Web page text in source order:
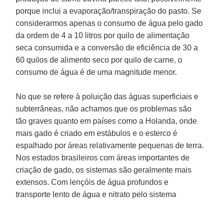
porque inclui a evaporação/transpiração do pasto. Se
considerarmos apenas o consumo de água pelo gado
da ordem de 4 a 10 litros por quilo de alimentação
seca consumida e a conversão de eficiência de 30 a
60 quilos de alimento seco por quilo de carne, o
consumo de água é de uma magnitude menor.
No que se refere à poluição das águas superficiais e
subterrâneas, não achamos que os problemas são
tão graves quanto em países como a Holanda, onde
mais gado é criado em estábulos e o esterco é
espalhado por áreas relativamente pequenas de terra.
Nos estados brasileiros com áreas importantes de
criação de gado, os sistemas são geralmente mais
extensos. Com lençóis de água profundos e
transporte lento de água e nitrato pelo sistema